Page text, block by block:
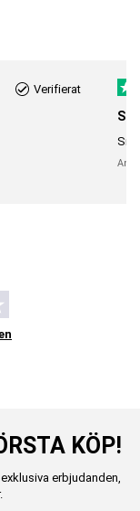
Verifierat
KÖP!
erbjudanden,